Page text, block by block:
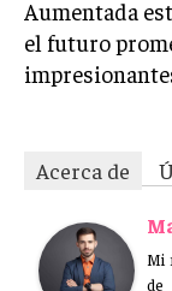
Aumentada
el futuro
Acerca de
Mi
de